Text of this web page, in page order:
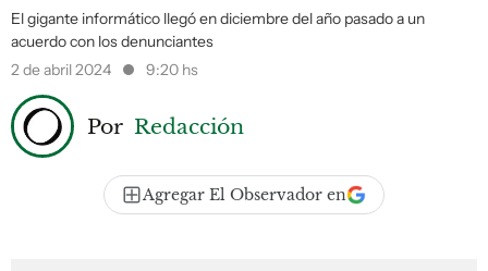
El gigante informático llegó en diciembre del año pasado a un
acuerdo con los denunciantes
2 de abril 2024
9:20 hs
Por Redacción
Agregar El Observador en